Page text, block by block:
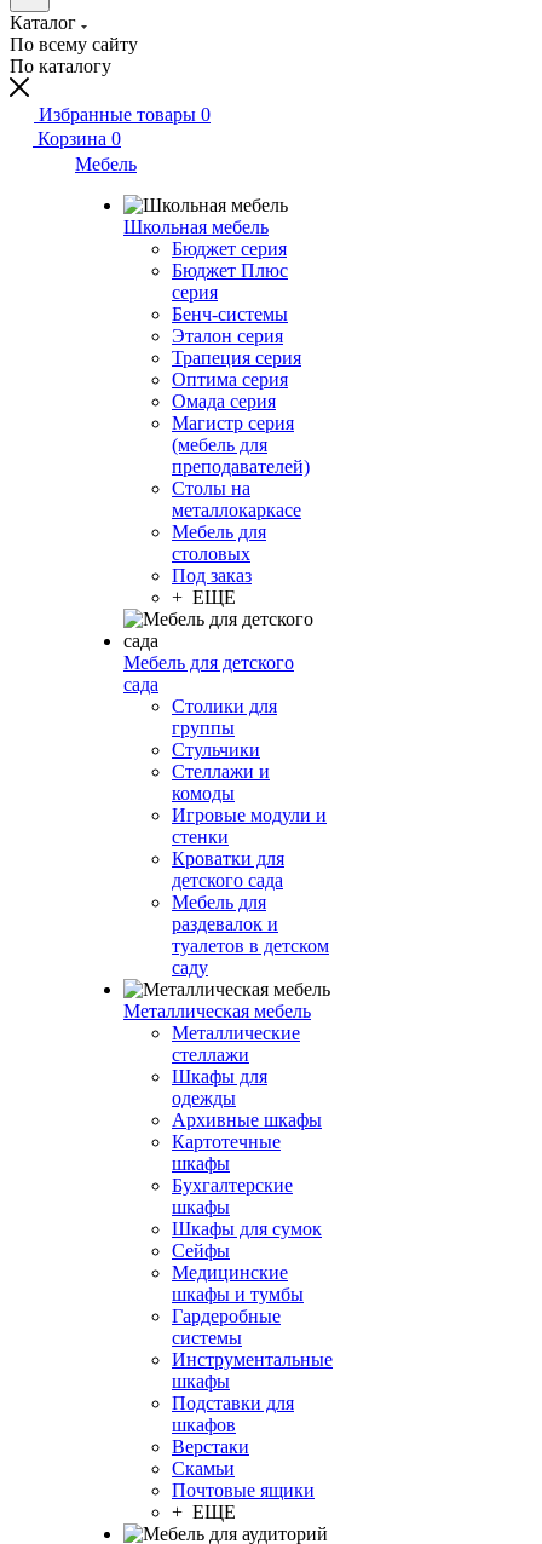
Каталог
По всему сайту
По каталогу
Избранные товары 0
Корзина 0
Мебель
Школьная мебель
Бюджет серия
Бюджет Плюс
серия
Бенч-системы
Эталон серия
Трапеция серия
Оптима серия
Омада серия
Магистр серия
(мебель для
преподавателей)
Столы на
металлокаркасе
Мебель для
столовых
Под заказ
+ ЕЩЕ
Мебель для детского
сада
Столики для
группы
Стульчики
Стеллажи и
комоды
Игровые модули и
стенки
Кроватки для
детского сада
Мебель для
раздевалок и
туалетов в детском
саду
Металлическая мебель
Металлические
стеллажи
Шкафы для
одежды
Архивные шкафы
Картотечные
шкафы
Бухгалтерские
шкафы
Шкафы для сумок
Сейфы
Медицинские
шкафы и тумбы
Гардеробные
системы
Инструментальные
шкафы
Подставки для
шкафов
Верстаки
Скамьи
Почтовые ящики
+ ЕЩЕ